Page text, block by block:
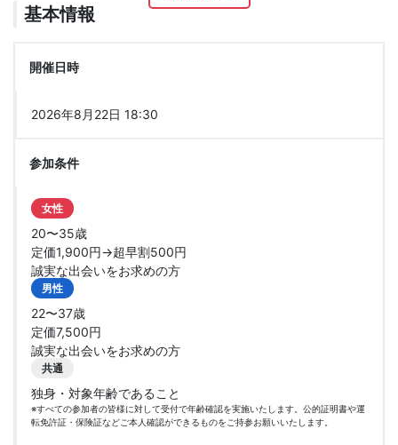
基本情報
開催日時
2026年8月22日 18:30
参加条件
女性
20〜35歳
定価1,900円→超早割500円
誠実な出会いをお求めの方
男性
22〜37歳
定価7,500円
誠実な出会いをお求めの方
共通
独身・対象年齢であること
※すべての参加者の皆様に対して受付で年齢確認を実施いたします。公的証明書や運
転免許証・保険証などご本人確認ができるものをご持参お願いいたします。